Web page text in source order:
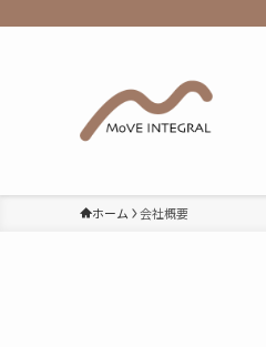
ホーム 会社概要